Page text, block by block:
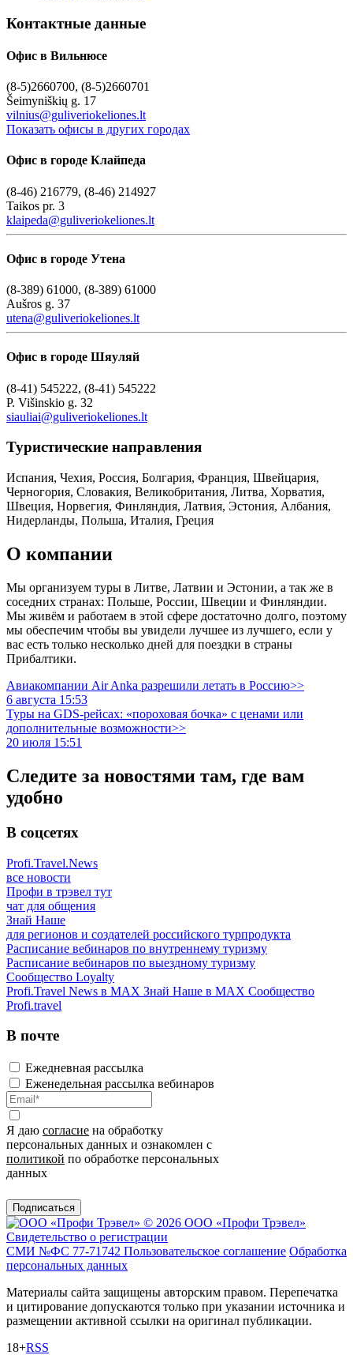
Контактные данные
Офис в Вильнюсе
(8-5)2660700, (8-5)2660701
Šeimyniškių g. 17
vilnius@guliveriokeliones.lt
Показать офисы в других городах
Офис в городе Клайпеда
(8-46) 216779, (8-46) 214927
Taikos pr. 3
klaipeda@guliveriokeliones.lt
Офис в городе Утена
(8-389) 61000, (8-389) 61000
Aušros g. 37
utena@guliveriokeliones.lt
Офис в городе Шяуляй
(8-41) 545222, (8-41) 545222
P. Višinskio g. 32
siauliai@guliveriokeliones.lt
Туристическиe направления
Испания, Чехия, Россия, Болгария, Франция, Швейцария,
Черногория, Словакия, Великобритания, Литва, Хорватия,
Швеция, Норвегия, Финляндия, Латвия, Эстония, Албания,
Нидерланды, Польша, Италия, Греция
О компании
Мы организуем туры в Литве, Латвии и Эстонии, а так же в
соседних странах: Польше, России, Швеции и Финляндии.
Мы живём и работаем в этой сфере достаточно долго, поэтому
мы обеспечим чтобы вы увидели лучшее из лучшего, если у
вас есть только несколько дней для поездки в страны
Прибалтики.
Авиакомпании Air Anka разрешили летать в Россию>>
6 августа 15:53
Туры на GDS-рейсах: «пороховая бочка» с ценами или
дополнительные возможности>>
20 июля 15:51
Следите за новостями там, где вам
удобно
В соцсетях
Profi.Travel.News
все новости
Профи в трэвел тут
чат для общения
Знай Наше
для регионов и создателей российского турпродукта
Расписание вебинаров по внутреннему туризму
Расписание вебинаров по выездному туризму
Сообщество Loyalty
Profi.Travel News в MAX Знай Наше в MAX Сообщество
Profi.travel
В почте
Ежедневная рассылка
Еженедельная рассылка вебинаров
Я даю согласие на обработку
персональных данных и ознакомлен с
политикой по обработке персональных
данных
Подписаться
© 2026 ООО «Профи Трэвeл»
Свидетельство о регистрации
СМИ №ФС 77-71742 Пользовательское соглашение Обработка
персональных данных
Материалы сайта защищены авторским правом. Перепечатка
и цитирование допускаются только при указании источника и
размещении активной ссылки на оригинал публикации.
18+RSS